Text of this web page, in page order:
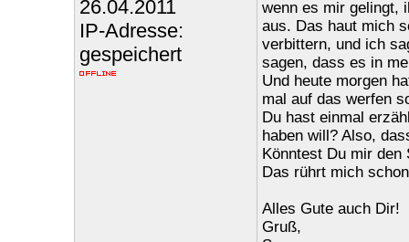
26.04.2011
IP-Adresse:
gespeichert
wenn es mir gelingt,
aus. Das haut mich
verbittern, und ich
sagen, dass es in
Und heute morgen
mal auf das werfen
Du hast einmal
haben will? Also,
Könntest Du mir den
Das rührt mich
Alles Gute auch Dir!
Gruß,